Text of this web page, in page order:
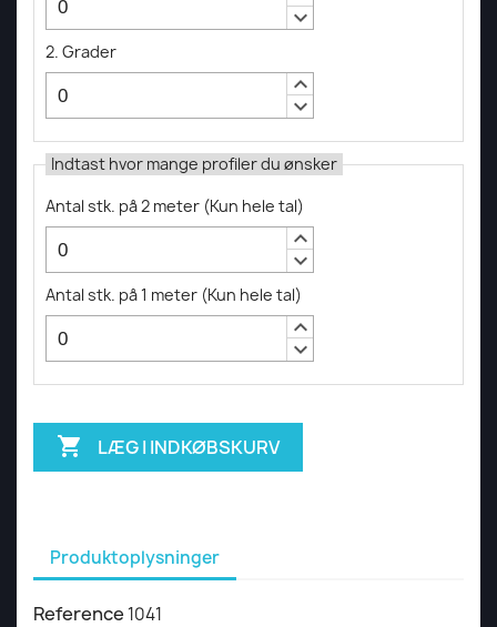
keyboard_arrow_down
2. Grader
keyboard_arrow_up
keyboard_arrow_down
Indtast hvor mange profiler du ønsker
Antal stk. på 2 meter (Kun hele tal)
keyboard_arrow_up
keyboard_arrow_down
Antal stk. på 1 meter (Kun hele tal)
keyboard_arrow_up
keyboard_arrow_down
 LÆG I INDKØBSKURV
Produktoplysninger
Reference 1041